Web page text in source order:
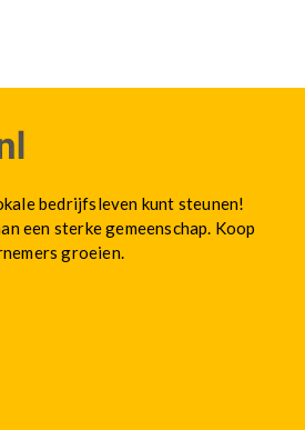
bedrijfsleven kunt steunen!
een sterke gemeenschap. Koop
groeien.